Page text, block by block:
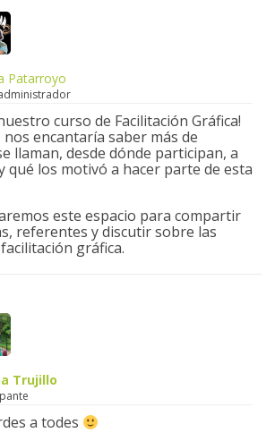
Patarroyo
curso de Facilitación Gráfica!
nos encantaría saber más de
llaman, desde dónde participan, a
qué los motivó a hacer parte de esta
este espacio para compartir
referentes y discutir sobre las
gráfica.
Trujillo
a todes